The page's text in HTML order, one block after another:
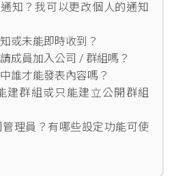
知？我可以更改個人的通知
或未能即時收到？
成員加入公司 / 群組嗎？
誰才能發表內容嗎？
建群組或只能建立公開群組
理員？有哪些設定功能可使